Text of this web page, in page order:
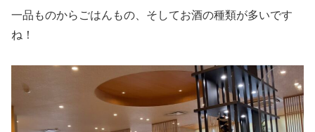
一品ものからごはんもの、そしてお酒の種類が多いです
ね！